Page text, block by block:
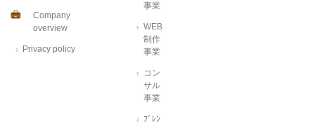
Company
overview
Privacy policy
事業
WEB
制作
事業
コン
サル
事業
ﾌﾞﾚﾝ